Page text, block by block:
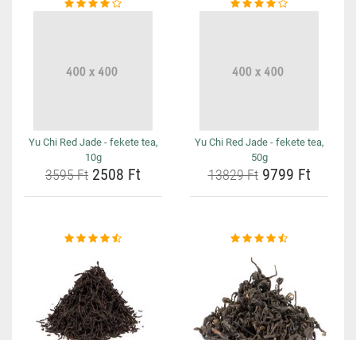
Yu Chi Red Jade - fekete tea,
10g
3595 Ft 2508 Ft
Yu Chi Red Jade - fekete tea,
50g
13829 Ft9799 Ft